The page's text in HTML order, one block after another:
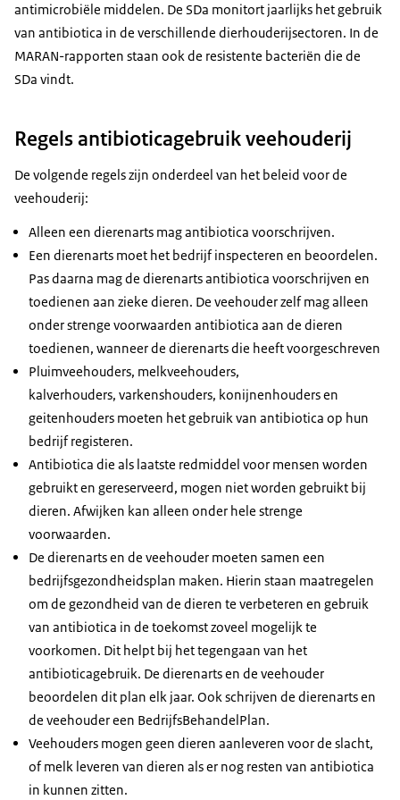
antimicrobiële middelen. De SDa monitort jaarlijks het gebruik
van antibiotica in de verschillende dierhouderijsectoren. In de
MARAN-rapporten staan ook de resistente bacteriën die de
SDa vindt.
Regels antibioticagebruik veehouderij
De volgende regels zijn onderdeel van het beleid voor de
veehouderij:
Alleen een dierenarts mag antibiotica voorschrijven.
Een dierenarts moet het bedrijf inspecteren en beoordelen.
Pas daarna mag de dierenarts antibiotica voorschrijven en
toedienen aan zieke dieren. De veehouder zelf mag alleen
onder strenge voorwaarden antibiotica aan de dieren
toedienen, wanneer de dierenarts die heeft voorgeschreven
Pluimveehouders, melkveehouders,
kalverhouders, varkenshouders, konijnenhouders en
geitenhouders moeten het gebruik van antibiotica op hun
bedrijf registeren.
Antibiotica die als laatste redmiddel voor mensen worden
gebruikt en gereserveerd, mogen niet worden gebruikt bij
dieren. Afwijken kan alleen onder hele strenge
voorwaarden.
De dierenarts en de veehouder moeten samen een
bedrijfsgezondheidsplan maken. Hierin staan maatregelen
om de gezondheid van de dieren te verbeteren en gebruik
van antibiotica in de toekomst zoveel mogelijk te
voorkomen. Dit helpt bij het tegengaan van het
antibioticagebruik. De dierenarts en de veehouder
beoordelen dit plan elk jaar. Ook schrijven de dierenarts en
de veehouder een BedrijfsBehandelPlan.
Veehouders mogen geen dieren aanleveren voor de slacht,
of melk leveren van dieren als er nog resten van antibiotica
in kunnen zitten.